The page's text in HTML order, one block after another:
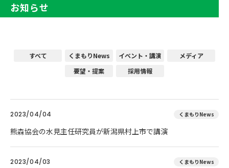
お知らせ
すべて くまもりNews イベント・講演
メディア
要望・提案
採用情報
2023/04/04 くまもりNews
熊森協会の水見主任研究員が新潟県村上市で講演
2023/04/03 くまもりNews